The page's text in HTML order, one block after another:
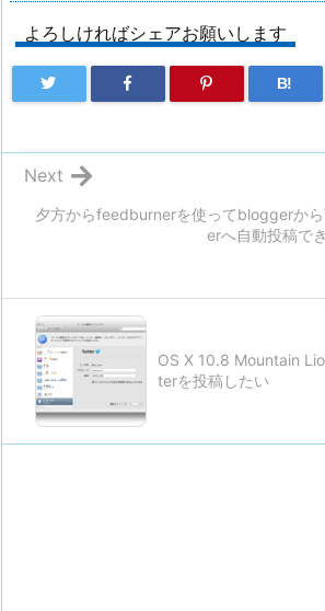
よろしければシェアお願いします
B!
夕方からfeedburnerを使ってbloggerか
erへ自動投稿で
Next
OS X 10.8 Mountain
terを投稿したい